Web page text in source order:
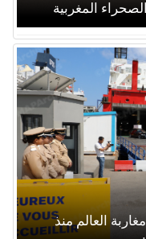
المغربية
من مغاربة العالم منذ